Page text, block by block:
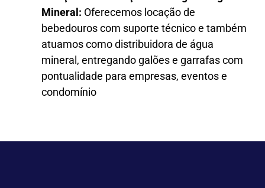
Mineral: Oferecemos locação de
bebedouros com suporte técnico e também
atuamos como distribuidora de água
mineral, entregando galões e garrafas com
pontualidade para empresas, eventos e
condomínio